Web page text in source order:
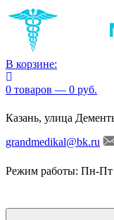
В корзине:
0 товаров — 0 руб.
Казань, улица
grandmedikal@bk.ru
Режим работы: Пн-Пт